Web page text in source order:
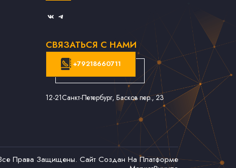
СВЯЗАТЬСЯ С НАМИ
+79218660711
12-21Санкт-Петербург, Басков пер., 23
Права Защищены. Сайт Создан На Платформе